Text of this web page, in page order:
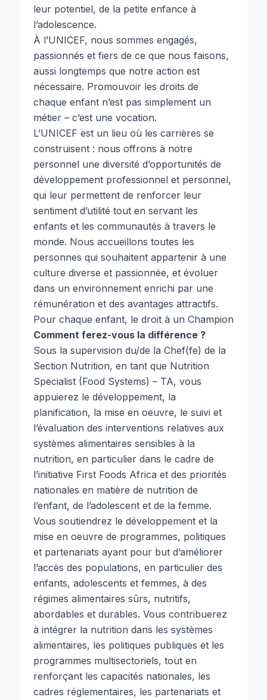
leur potentiel, de la petite enfance à
l’adolescence.
À l’UNICEF, nous sommes engagés,
passionnés et fiers de ce que nous faisons,
aussi longtemps que notre action est
nécessaire. Promouvoir les droits de
chaque enfant n’est pas simplement un
métier – c’est une vocation.
L’UNICEF est un lieu où les carrières se
construisent : nous offrons à notre
personnel une diversité d’opportunités de
développement professionnel et personnel,
qui leur permettent de renforcer leur
sentiment d’utilité tout en servant les
enfants et les communautés à travers le
monde. Nous accueillons toutes les
personnes qui souhaitent appartenir à une
culture diverse et passionnée, et évoluer
dans un environnement enrichi par une
rémunération et des avantages attractifs.
Pour chaque enfant, le droit à un Champion
Comment ferez-vous la différence ?
Sous la supervision du/de la Chef(fe) de la
Section Nutrition, en tant que Nutrition
Specialist (Food Systems) – TA, vous
appuierez le développement, la
planification, la mise en oeuvre, le suivi et
l’évaluation des interventions relatives aux
systèmes alimentaires sensibles à la
nutrition, en particulier dans le cadre de
l’initiative First Foods Africa et des priorités
nationales en matière de nutrition de
l’enfant, de l’adolescent et de la femme.
Vous soutiendrez le développement et la
mise en oeuvre de programmes, politiques
et partenariats ayant pour but d’améliorer
l’accès des populations, en particulier des
enfants, adolescents et femmes, à des
régimes alimentaires sûrs, nutritifs,
abordables et durables. Vous contribuerez
à intégrer la nutrition dans les systèmes
alimentaires, les politiques publiques et les
programmes multisectoriels, tout en
renforçant les capacités nationales, les
cadres réglementaires, les partenariats et